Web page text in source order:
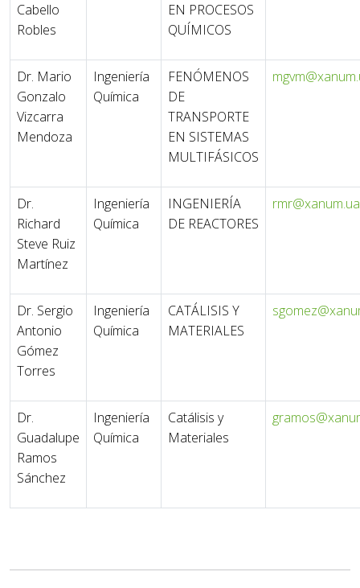
Cabello
Robles
EN PROCESOS
QUÍMICOS
Dr. Mario
Gonzalo
Vizcarra
Mendoza
Ingeniería
Química
FENÓMENOS
DE
TRANSPORTE
EN SISTEMAS
MULTIFÁSICOS
Dr.
Richard
Steve Ruiz
Martínez
Ingeniería
Química
INGENIERÍA
DE REACTORES
Dr. Sergio
Antonio
Gómez
Torres
Ingeniería
Química
CATÁLISIS Y
MATERIALES
Dr.
Guadalupe
Ramos
Sánchez
Ingeniería
Química
Catálisis y
Materiales